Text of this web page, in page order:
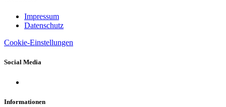
Impressum
Datenschutz
Cookie-Einstellungen
Social Media
Informationen